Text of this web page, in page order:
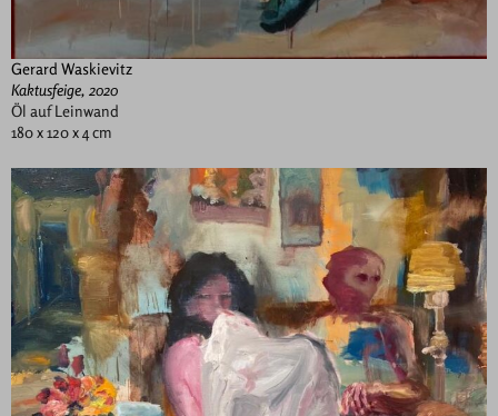
Gerard Waskievitz
Kaktusfeige, 2020
Öl auf Leinwand
180 x 120 x 4 cm